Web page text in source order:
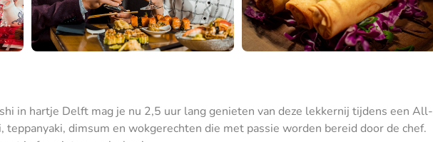
in hartje Delft mag je nu 2,5 uur lang genieten van deze lekkernij tijdens een All-
teppanyaki, dimsum en wokgerechten die met passie worden bereid door de chef.